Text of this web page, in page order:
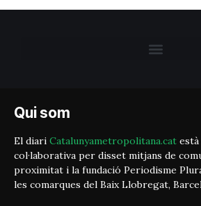
Qui som
El diari Catalunyametropolitana.cat
col·laborativa per disset mitjans de
proximitat i la fundació Periodisme
les comarques del Baix Llobregat,